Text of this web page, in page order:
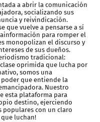
a abrir la comunicación
socializando sus
y reivindicación.
que vuelve a pensarse a sí
para romper el
monopolizan el discurso y
de sus dueños.
tradicional:
oprimida que lucha por
somos una
que entiende la
Nuestro
esta plataforma para
destino, ejerciendo
populares con un claro
luchan!